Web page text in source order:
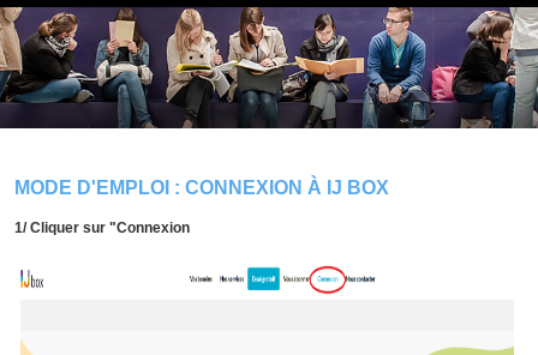
MODE D'EMPLOI : CONNEXION À IJ BOX
1/ Cliquer sur "Connexion